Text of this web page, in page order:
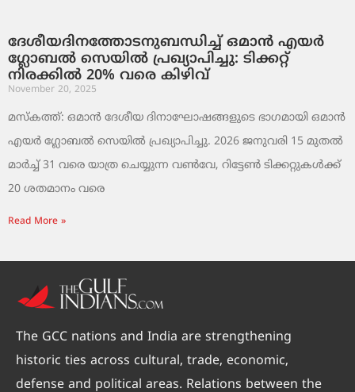
ദേശീയദിനത്തോടനുബന്ധിച്ച് ഒമാൻ എയർ
ഗ്ലോബൽ സെയിൽ പ്രഖ്യാപിച്ചു: ടിക്കറ്റ്
നിരക്കിൽ 20% വരെ കിഴിവ്
November 20, 2025
മസ്‌കത്ത്: ഒമാൻ ദേശീയ ദിനാഘോഷങ്ങളുടെ ഭാഗമായി ഒമാൻ
എയർ ഗ്ലോബൽ സെയിൽ പ്രഖ്യാപിച്ചു. 2026 ജനുവരി 15 മുതൽ
മാർച്ച് 31 വരെ യാത്ര ചെയ്യുന്ന വൺവേ, റിട്ടേൺ ടിക്കറ്റുകൾക്ക്
20 ശതമാനം വരെ
Read More »
The GCC nations and India are strengthening
historic ties across cultural, trade, economic,
defense and political areas. Relations between the